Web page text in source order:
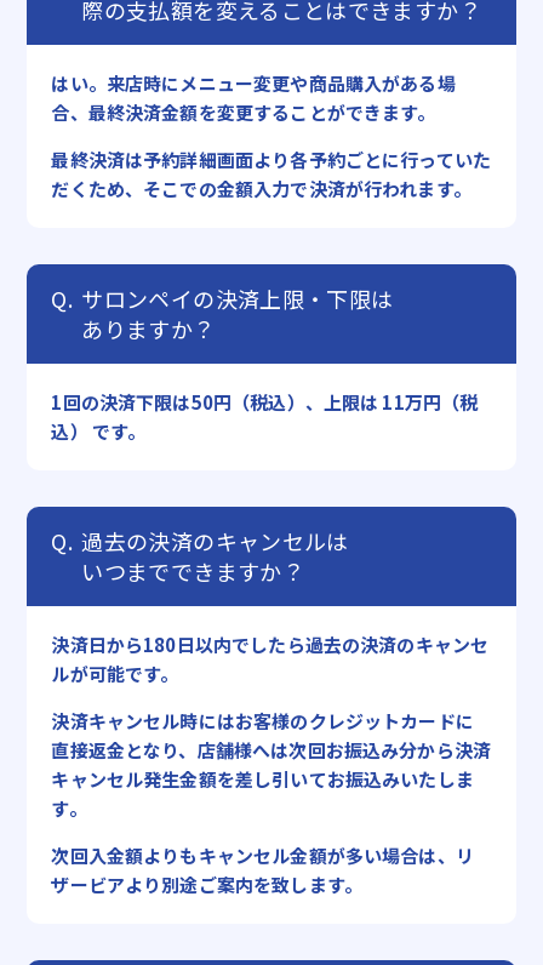
際の支払額を変えることはできますか？
はい。来店時にメニュー変更や商品購入がある場
合、最終決済金額を変更することができます。
最終決済は予約詳細画面より各予約ごとに行っていた
だくため、そこでの金額入力で決済が行われます。
サロンペイの決済上限・下限は
ありますか？
1回の決済下限は50円（税込）、上限は 11万円（税
込） です。
過去の決済のキャンセルは
いつまでできますか？
決済日から180日以内でしたら過去の決済のキャンセ
ルが可能です。
決済キャンセル時にはお客様のクレジットカードに
直接返金となり、店舗様へは次回お振込み分から決済
キャンセル発生金額を差し引いてお振込みいたしま
す。
次回入金額よりもキャンセル金額が多い場合は、リ
ザービアより別途ご案内を致します。